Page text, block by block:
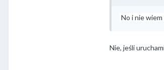
No i nie
Nie, jeśli